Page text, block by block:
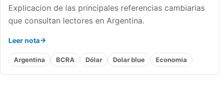
Explicacion de las principales referencias cambiarias
que consultan lectores en Argentina.
Leer nota
Argentina BCRA Dólar Dolar blue Economia